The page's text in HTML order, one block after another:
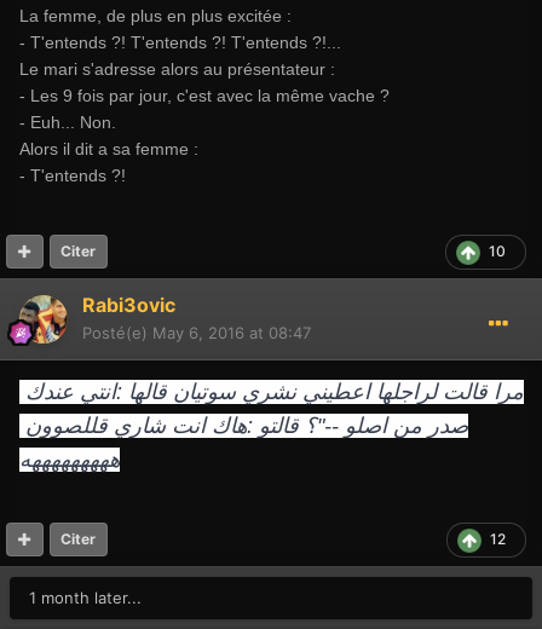
La femme, de plus en plus excitée :
- T'entends ?! T'entends ?! T'entends ?!...
Le mari s'adresse alors au présentateur :
- Les 9 fois par jour, c'est avec la même vache ?
- Euh... Non.
Alors il dit a sa femme :
- T'entends ?!
10
Citer
Rabi3ovic
Posté(e) May 6, 2016 at 08:47
هههههههههه
12
Citer
1 month later...